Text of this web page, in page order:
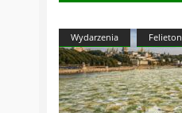
Wydarzenia Felieton